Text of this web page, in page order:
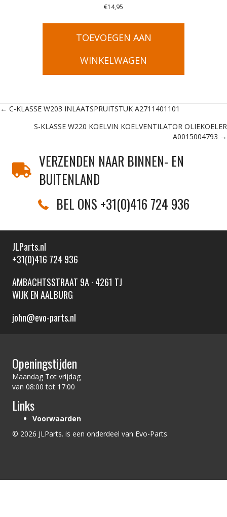
€14,95
TOEVOEGEN AAN
WINKELWAGEN
Posts
navigation
← C-KLASSE W203 INLAATSPRUITSTUK A2711401101
S-KLASSE W220 KOELVIN KOELVENTILATOR OLIEKOELER
A0015004793 →
VERZENDEN NAAR BINNEN- EN
BUITENLAND
BEL ONS +31(0)416 724 936
JLParts.nl
+31(0)416 724 936
AMBACHTSSTRAAT 9A · 4261 TJ
WIJK EN AALBURG
john@evo-parts.nl
Openingstijden
Maandag Tot vrijdag
van 08:00 tot 17:00
Links
Voorwaarden
© 2026 JLParts. is een onderdeel van Evo-Parts